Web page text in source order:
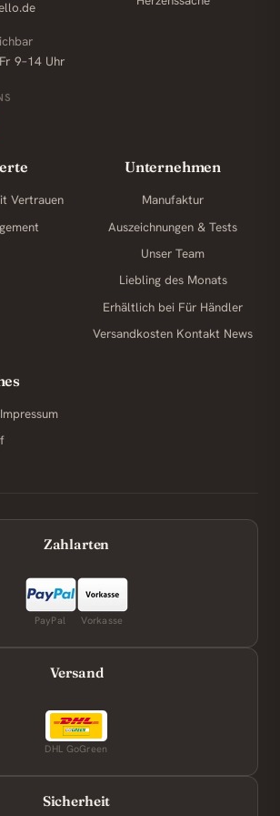
9–14 Uhr
Vertrauen
Unternehmen
Manufaktur
Auszeichnungen & Tests
Unser Team
Liebling des Monats
Erhältlich bei Für Händler
Versandkosten Kontakt News
Impressum
Zahlarten
PayPal Vorkasse
Versand
DHL GoGreen
Sicherheit